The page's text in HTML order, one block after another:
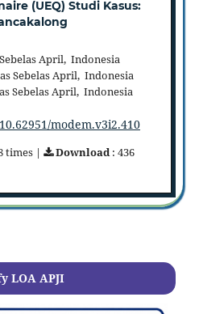
(UEQ) Studi Kasus:
April, Indonesia
Sebelas April, Indonesia
Sebelas April, Indonesia
modem.v3i2.410
times | Download: 436
LOA APJI